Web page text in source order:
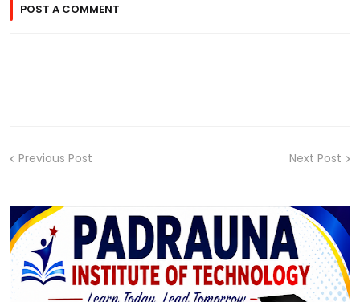
POST A COMMENT
Previous Post Next Post